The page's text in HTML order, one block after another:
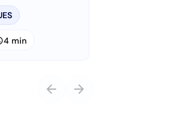
4 min
arrow_back arrow_forward